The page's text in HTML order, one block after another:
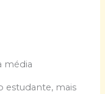
média
estudante, mais